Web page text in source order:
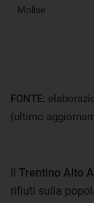
FONTE:
(ultimo
Il Trentino Alto
rifiuti sulla